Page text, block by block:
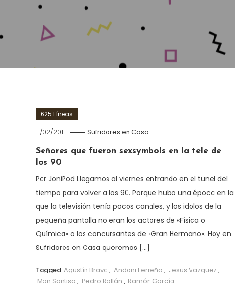
625 Líneas
11/02/2011 Sufridores en Casa
Señores que fueron sexsymbols en la tele de
los 90
Por JoniPod Llegamos al viernes entrando en el tunel del
tiempo para volver a los 90. Porque hubo una época en la
que la televisión tenía pocos canales, y los idolos de la
pequeña pantalla no eran los actores de «Física o
Química» o los concursantes de «Gran Hermano». Hoy en
Sufridores en Casa queremos […]
Tagged Agustín Bravo , Andoni Ferreño , Jesus Vazquez ,
Mon Santiso , Pedro Rollán , Ramón García